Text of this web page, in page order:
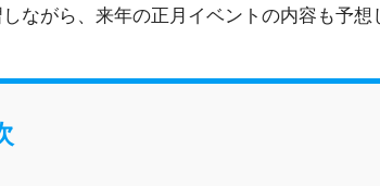
ながら、来年の正月イベントの内容も予想